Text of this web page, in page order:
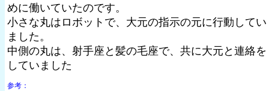
めに働いていたのです。
小さな丸はロボットで、大元の指示の元に行動してい
ました。
中側の丸は、射手座と髪の毛座で、共に大元と連絡を
していました
参考：